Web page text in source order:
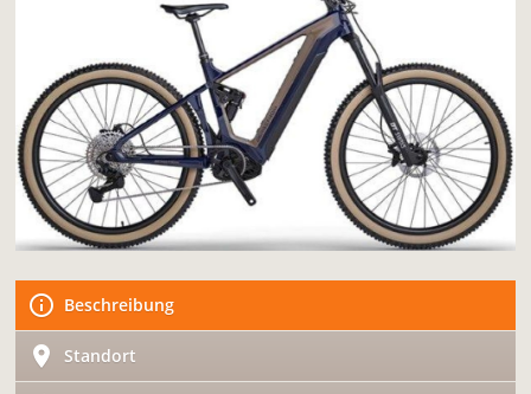
Beschreibung
Standort